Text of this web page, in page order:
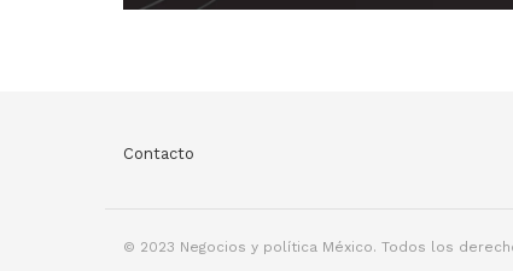
Contacto
© 2023 Negocios y política México. Todos los